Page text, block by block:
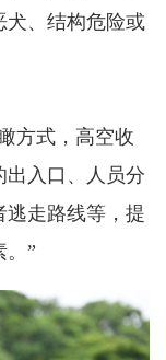
犬、结构危险或
方式，高空收
出入口、人员分
逃走路线等，提
。”